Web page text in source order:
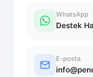
WhatsApp
Destek
E-posta